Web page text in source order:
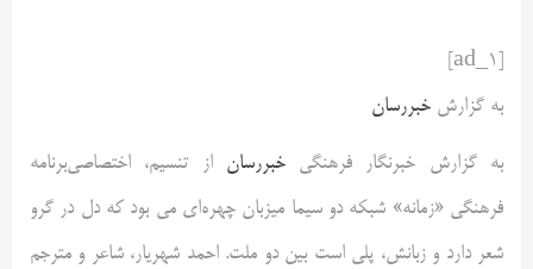
به گزارش خبررسان
به گزارش خبرنگار فرهنگیخبررسان از تنسیم، اختصاصی‌برنامه‌
فرهنگی «زمانه» شبکه دو سیما میزبان چهره‌ای می بود که دل در گرو
شعر دارد و زبانش، پلی است بین دو ملت. احمد شهریار، شاعر و مترجم